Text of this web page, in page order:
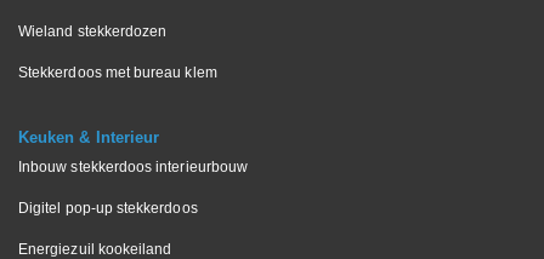
Wieland stekkerdozen
Stekkerdoos met bureau klem
Keuken & Interieur
Inbouw stekkerdoos interieurbouw
Digitel pop-up stekkerdoos
Energiezuil kookeiland